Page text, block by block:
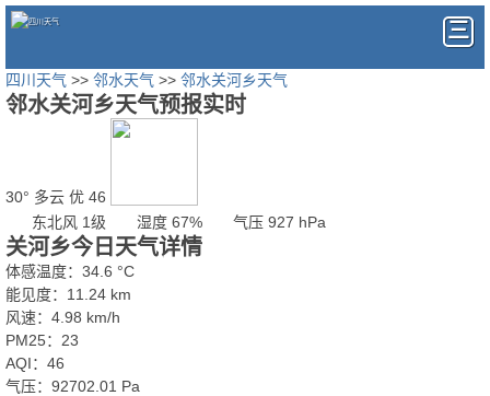
四川天气 >> 邻水天气 >> 邻水关河乡天气
邻水关河乡天气预报实时
30° 多云 优 46
东北风 1级
湿度 67% 气压 927 hPa
关河乡今日天气详情
体感温度：34.6 °C
能见度：11.24 km
风速：4.98 km/h
PM25：23
AQI：46
气压：92702.01 Pa